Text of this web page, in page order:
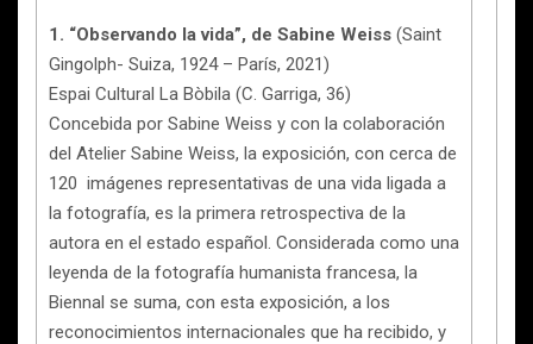
1. “Observando la vida”, de Sabine Weiss (Saint
Gingolph- Suiza, 1924 – París, 2021)
Espai Cultural La Bòbila (C. Garriga, 36)
Concebida por Sabine Weiss y con la colaboración
del Atelier Sabine Weiss, la exposición, con cerca de
120 imágenes representativas de una vida ligada a
la fotografía, es la primera retrospectiva de la
autora en el estado español. Considerada como una
leyenda de la fotografía humanista francesa, la
Biennal se suma, con esta exposición, a los
reconocimientos internacionales que ha recibido, y